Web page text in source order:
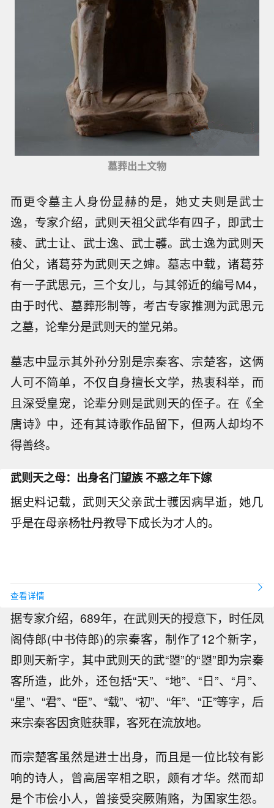
墓葬出土文物
而更令墓主人身份显赫的是，她丈夫则是武士
逸，专家介绍，武则天祖父武华有四子，即武士
稜、武士让、武士逸、武士彠。武士逸为武则天
伯父，诸葛芬为武则天之婶。墓志中载，诸葛芬
有一子武思元，三个女儿，与其邻近的编号M4，
由于时代、墓葬形制等，考古专家推测为武思元
之墓，论辈分是武则天的堂兄弟。
墓志中显示其外孙分别是宗秦客、宗楚客，这俩
人可不简单，不仅自身擅长文学，热衷科举，而
且深受皇宠，论辈分则是武则天的侄子。在《全
唐诗》中，还有其诗歌作品留下，但两人却均不
得善终。
武则天之母：出身名门望族 不惑之年下嫁
据史料记载，武则天父亲武士彟因病早逝，她几
乎是在母亲杨牡丹教导下成长为才人的。
查看详情
据专家介绍，689年，在武则天的授意下，时任凤
阁侍郎(中书侍郎)的宗秦客，制作了12个新字，
即则天新字，其中武则天的武“曌”的“曌”即为宗秦
客所造，此外，还包括“天”、“地”、“日”、“月”、
“星”、“君”、“臣”、“载”、“初”、“年”、“正”等字，后
来宗秦客因贪赃获罪，客死在流放地。
而宗楚客虽然是进士出身，而且是一位比较有影
响的诗人，曾高居宰相之职，颇有才华。然而却
是个市侩小人，曾接受突厥贿赂，为国家生怨。